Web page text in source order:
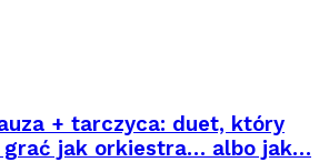
+ tarczyca: duet, który
jak orkiestra… albo jak…